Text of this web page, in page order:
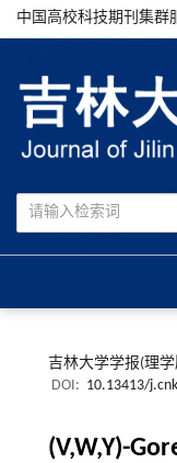
中国高校科技期刊集群
吉林大学学报(理学
DOI: 10.13413/
(V,W,Y)-